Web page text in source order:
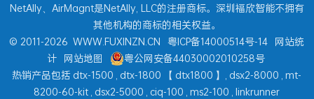
NetAlly、AirMagnt是NetAlly, LLC的注册商标。深圳福欣智能不拥有
其他机构的商标的相关权益。
© 2011-2026 WWW.FUXINZN.CN 粤ICP备14000514号-14 网站统
计 网站地图
粤公网安备44030002010258号
热销产品包括 dtx-1500 , dtx-1800 【 dtx1800 】, dsx2-8000 , mt-
8200-60-kit , dsx2-5000 , ciq-100 , ms2-100 , linkrunner